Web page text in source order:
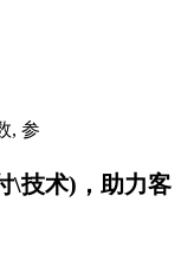
, 参
\技术)，助力客